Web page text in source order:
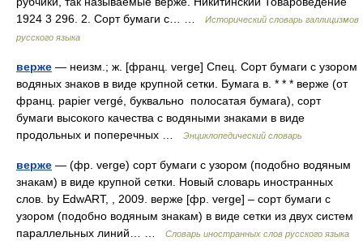
1924 3 296. 2. Сорт бумаги с… …
Исторический словарь галлицизмов
русского языка
верже — неизм.; ж. [франц. verge] Спец. Сорт бумаги с узором
водяных знаков в виде крупной сетки. Бумага в. * * * верже (от
франц. papier vergé, буквально полосатая бумага), сорт
бумаги высокого качества с водяными знаками в виде
продольных и поперечных …
Энциклопедический словарь
верже — (фр. verge) сорт бумаги с узором (подобно водяным
знакам) в виде крупной сетки. Новый словарь иностранных
слов. by EdwART, , 2009. верже [фр. verge] – сорт бумаги с
узором (подобно водяным знакам) в виде сетки из двух систем
параллельных линий… …
Словарь иностранных слов русского языка